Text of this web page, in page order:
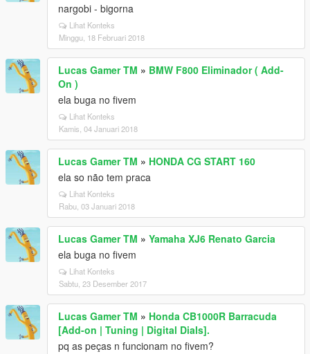
nargobi - bigorna
Lihat Konteks
Minggu, 18 Februari 2018
Lucas Gamer TM » BMW F800 Eliminador ( Add-
On )
ela buga no fivem
Lihat Konteks
Kamis, 04 Januari 2018
Lucas Gamer TM » HONDA CG START 160
ela so não tem praca
Lihat Konteks
Rabu, 03 Januari 2018
Lucas Gamer TM » Yamaha XJ6 Renato Garcia
ela buga no fivem
Lihat Konteks
Sabtu, 23 Desember 2017
Lucas Gamer TM » Honda CB1000R Barracuda
[Add-on | Tuning | Digital Dials].
pq as peças n funcionam no fivem?